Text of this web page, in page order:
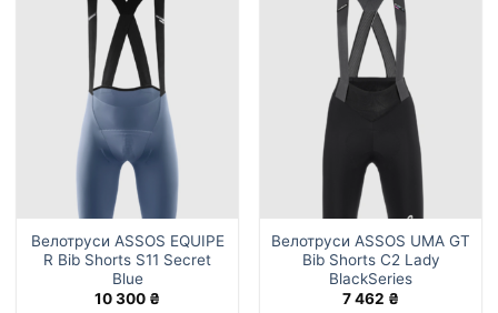
Велотруси ASSOS EQUIPE
R Bib Shorts S11 Secret
Blue
10 300 ₴
Велотруси ASSOS UMA GT
Bib Shorts C2 Lady
ВlackSeries
7 462 ₴